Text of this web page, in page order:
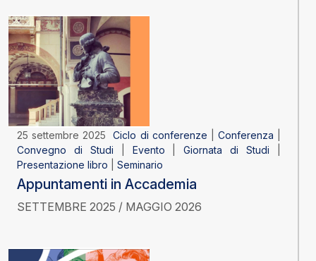
25 settembre 2025Ciclo di conferenze Conferenza
Convegno di Studi
Evento |Giornata di Studi
Presentazione libro
Seminario
Appuntamenti in Accademia
SETTEMBRE 2025 / MAGGIO 2026